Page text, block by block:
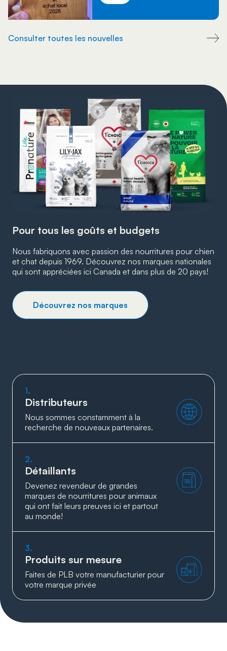
Consulter toutes les nouvelles
Pour tous les goûts et budgets
Nous fabriquons avec passion des nourritures pour chien
et chat depuis 1969. Découvrez nos marques nationales
qui sont appréciées ici Canada et dans plus de 20 pays!
Découvrez nos marques
1.
Distributeurs
Nous sommes constamment à la
recherche de nouveaux partenaires.
2.
Détaillants
Devenez revendeur de grandes
marques de nourritures pour animaux
qui ont fait leurs preuves ici et partout
au monde!
3.
Produits sur mesure
Faites de PLB votre manufacturier pour
votre marque privée